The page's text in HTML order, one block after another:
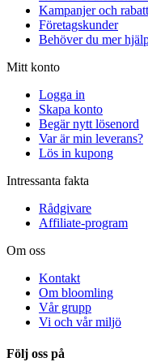
Kampanjer och
Företagskunder
Behöver du mer
Mitt konto
Logga in
Skapa konto
Begär nytt lösenord
Var är min leverans?
Lös in kupong
Intressanta fakta
Rådgivare
Affiliate-program
Om oss
Kontakt
Om bloomling
Vår grupp
Vi och vår miljö
Följ oss på